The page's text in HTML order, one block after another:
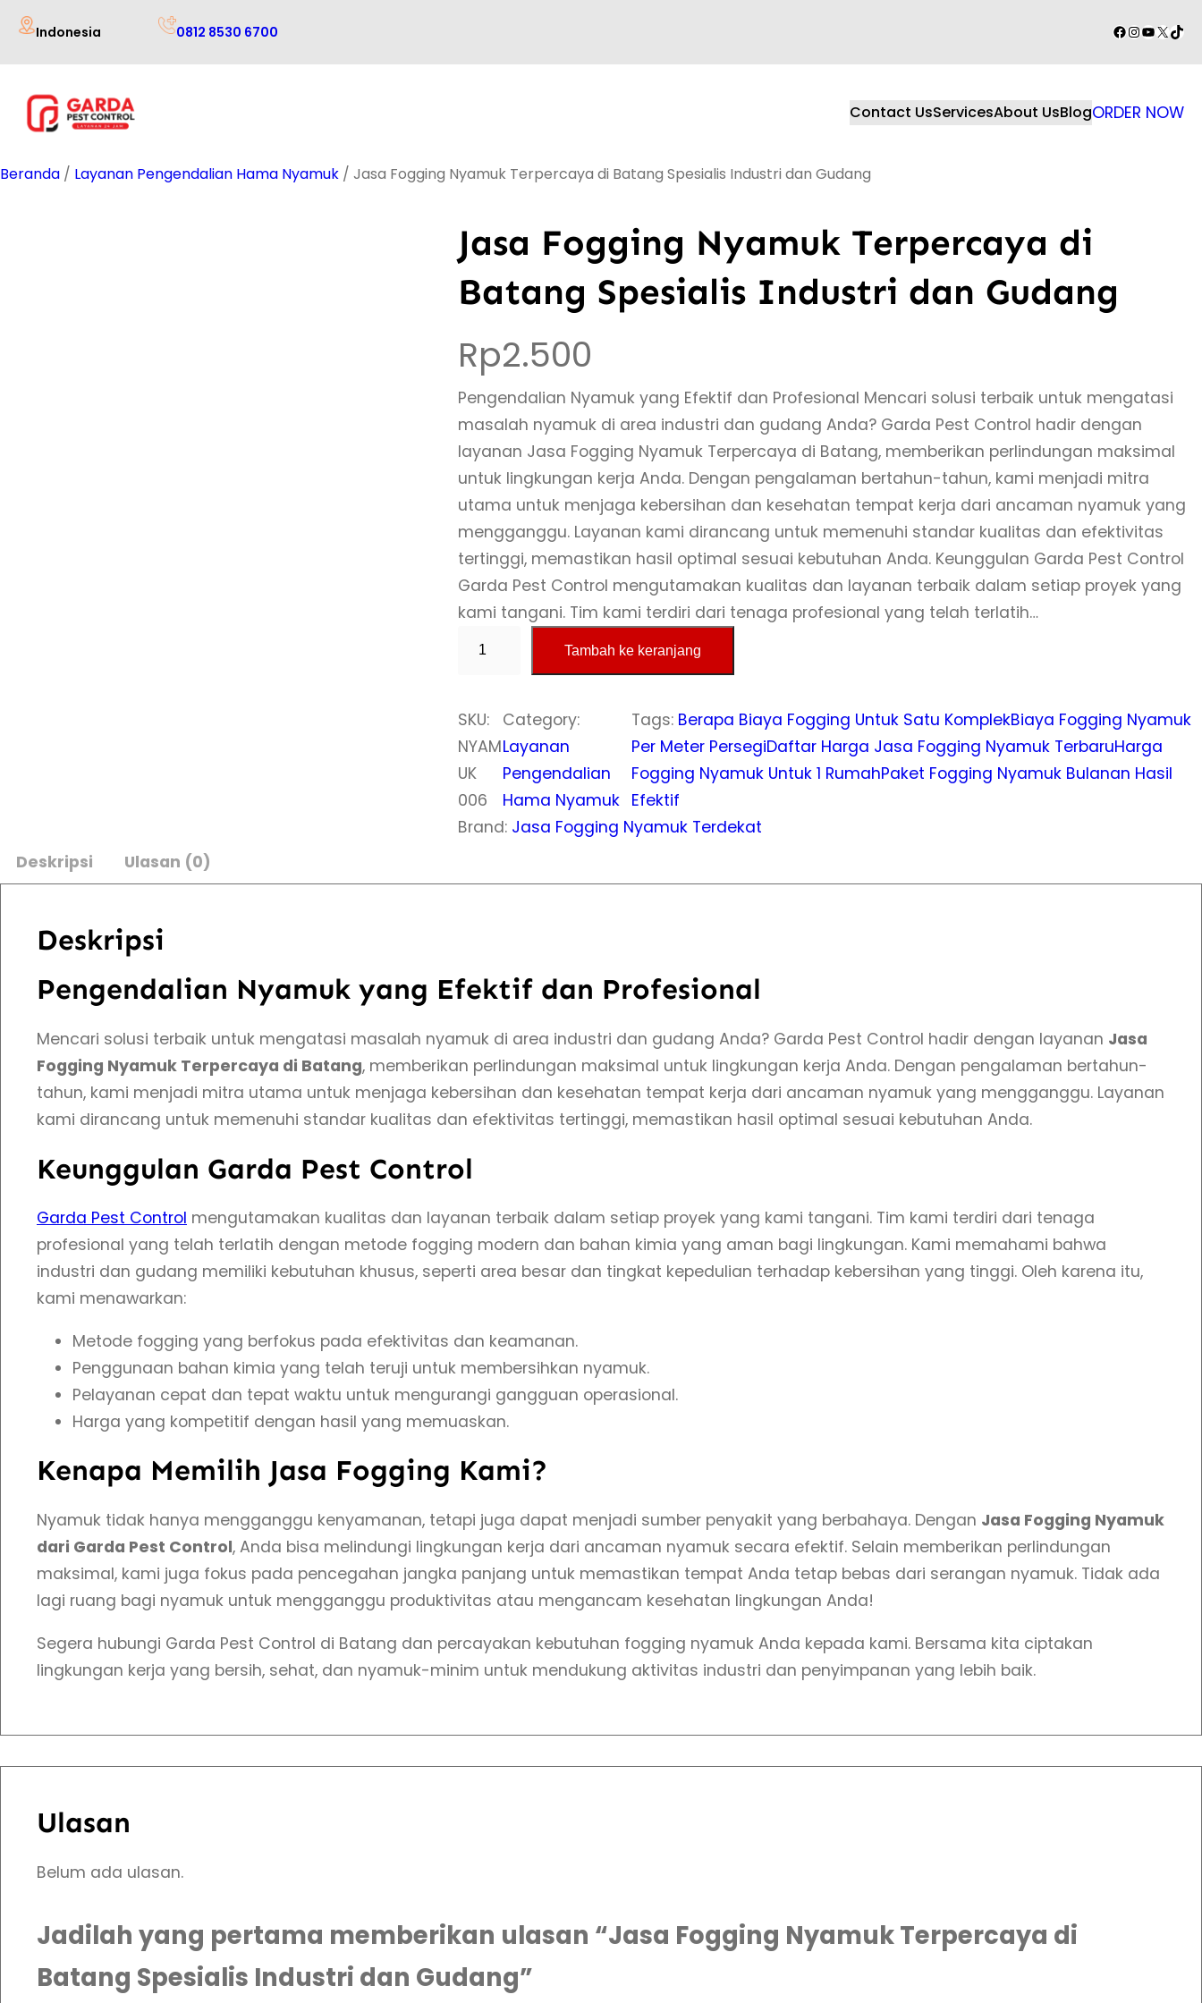
Lewati
konten
Indonesia 0812 8530 6700 Facebook
Instagram
YouTube
X
Contact UsServicesAbout UsBlogORDER NOW
Beranda / Layanan Pengendalian Hama Nyamuk / Jasa Fogging Nyamuk Terpercaya di Batang Spesialis Industri dan Gudang
Jasa Fogging Nyamuk Terpercaya di
Batang Spesialis Industri dan Gudang
Rp2.500
Pengendalian Nyamuk yang Efektif dan Profesional Mencari solusi terbaik untuk mengatasi
masalah nyamuk di area industri dan gudang Anda? Garda Pest Control hadir dengan
layanan Jasa Fogging Nyamuk Terpercaya di Batang, memberikan perlindungan maksimal
untuk lingkungan kerja Anda. Dengan pengalaman bertahun-tahun, kami menjadi mitra
utama untuk menjaga kebersihan dan kesehatan tempat kerja dari ancaman nyamuk yang
mengganggu. Layanan kami dirancang untuk memenuhi standar kualitas dan efektivitas
tertinggi, memastikan hasil optimal sesuai kebutuhan Anda. Keunggulan Garda Pest Control
Garda Pest Control mengutamakan kualitas dan layanan terbaik dalam setiap proyek yang
kami tangani. Tim kami terdiri dari tenaga profesional yang telah terlatih…
n
t
i
t
a
J
F
g
g
i
n
N
a
m
u
T
e
r
p
a
y
a
d
a
n
i
l
Tambah ke keranjang
SKU:
NYAM
UK
006
Category:
Layanan
Pengendalian
Hama Nyamuk
Tags: Berapa Biaya Fogging Untuk Satu KomplekBiaya Fogging Nyamuk
Per Meter PersegiDaftar Harga Jasa Fogging Nyamuk TerbaruHarga
Fogging Nyamuk Untuk 1 RumahPaket Fogging Nyamuk Bulanan Hasil
Efektif
Brand: Jasa Fogging Nyamuk Terdekat
Deskripsi
Ulasan (0)
Deskripsi
Pengendalian Nyamuk yang Efektif dan Profesional
Mencari solusi terbaik untuk mengatasi masalah nyamuk di area industri dan gudang Anda? Garda Pest Control hadir dengan layanan Jasa
Fogging Nyamuk Terpercaya di Batang, memberikan perlindungan maksimal untuk lingkungan kerja Anda. Dengan pengalaman bertahun-
tahun, kami menjadi mitra utama untuk menjaga kebersihan dan kesehatan tempat kerja dari ancaman nyamuk yang mengganggu. Layanan
kami dirancang untuk memenuhi standar kualitas dan efektivitas tertinggi, memastikan hasil optimal sesuai kebutuhan Anda.
Keunggulan Garda Pest Control
Garda Pest Control mengutamakan kualitas dan layanan terbaik dalam setiap proyek yang kami tangani. Tim kami terdiri dari tenaga
profesional yang telah terlatih dengan metode fogging modern dan bahan kimia yang aman bagi lingkungan. Kami memahami bahwa
industri dan gudang memiliki kebutuhan khusus, seperti area besar dan tingkat kepedulian terhadap kebersihan yang tinggi. Oleh karena itu,
kami menawarkan:
Metode fogging yang berfokus pada efektivitas dan keamanan.
Penggunaan bahan kimia yang telah teruji untuk membersihkan nyamuk.
Pelayanan cepat dan tepat waktu untuk mengurangi gangguan operasional.
Harga yang kompetitif dengan hasil yang memuaskan.
Kenapa Memilih Jasa Fogging Kami?
Nyamuk tidak hanya mengganggu kenyamanan, tetapi juga dapat menjadi sumber penyakit yang berbahaya. Dengan Jasa Fogging Nyamuk
dari Garda Pest Control, Anda bisa melindungi lingkungan kerja dari ancaman nyamuk secara efektif. Selain memberikan perlindungan
maksimal, kami juga fokus pada pencegahan jangka panjang untuk memastikan tempat Anda tetap bebas dari serangan nyamuk. Tidak ada
lagi ruang bagi nyamuk untuk mengganggu produktivitas atau mengancam kesehatan lingkungan Anda!
Segera hubungi Garda Pest Control di Batang dan percayakan kebutuhan fogging nyamuk Anda kepada kami. Bersama kita ciptakan
lingkungan kerja yang bersih, sehat, dan nyamuk-minim untuk mendukung aktivitas industri dan penyimpanan yang lebih baik.
Ulasan
Belum ada ulasan.
Jadilah yang pertama memberikan ulasan “Jasa Fogging Nyamuk Terpercaya di
Batang Spesialis Industri dan Gudang”